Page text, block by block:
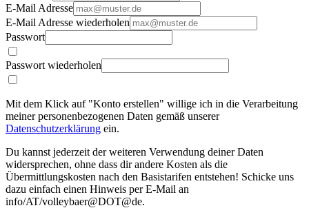
E-Mail Adresse
E-Mail Adresse wiederholen
Passwort
Passwort wiederholen
Mit dem Klick auf "Konto erstellen" willige ich in die Verarbeitung
meiner personenbezogenen Daten gemäß unserer
Datenschutzerklärung ein.
Du kannst jederzeit der weiteren Verwendung deiner Daten
widersprechen, ohne dass dir andere Kosten als die
Übermittlungskosten nach den Basistarifen entstehen! Schicke uns
dazu einfach einen Hinweis per E-Mail an
info/AT/volleybaer@DOT@de.